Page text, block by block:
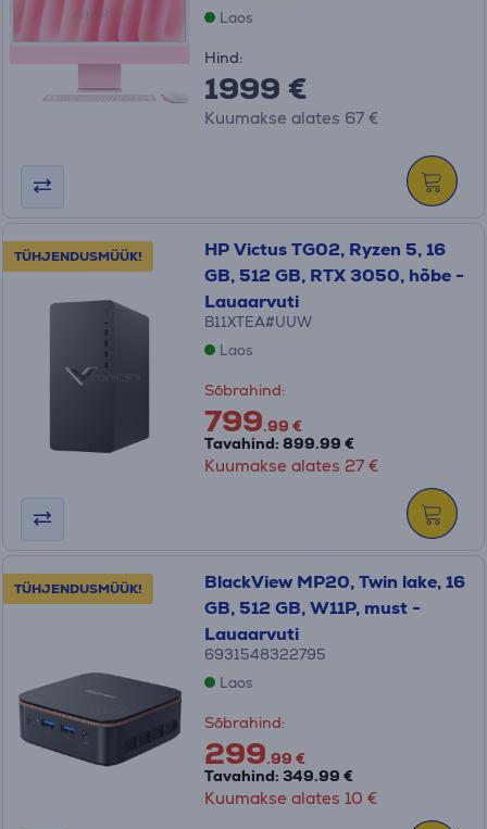
Laos
Hind:
1999 €
Kuumakse alates 67 €
TÜHJENDUSMÜÜK!
HP Victus TG02, Ryzen 5, 16
GB, 512 GB, RTX 3050, hõbe -
Lauaarvuti
B11XTEA#UUW
Laos
Sõbrahind:
799.99 €
Tavahind: 899.99 €
Kuumakse alates 27 €
TÜHJENDUSMÜÜK!
BlackView MP20, Twin lake, 16
GB, 512 GB, W11P, must -
Lauaarvuti
6931548322795
Laos
Sõbrahind:
299.99 €
Tavahind: 349.99 €
Kuumakse alates 10 €